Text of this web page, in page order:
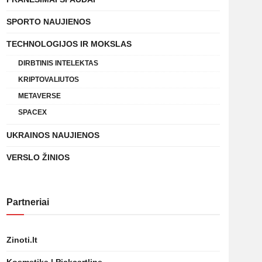
SPORTO NAUJIENOS
TECHNOLOGIJOS IR MOKSLAS
DIRBTINIS INTELEKTAS
KRIPTOVALIUTOS
METAVERSE
SPACEX
UKRAINOS NAUJIENOS
VERSLO ŽINIOS
Partneriai
Zinoti.lt